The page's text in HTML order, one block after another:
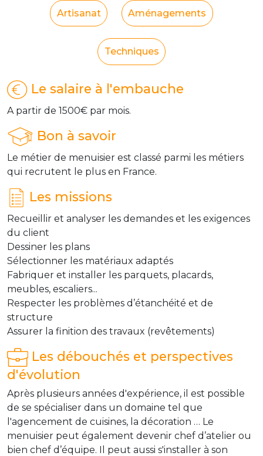
Artisanat Aménagements
Techniques
Le salaire à l'embauche
A partir de 1500€ par mois.
Bon à savoir
Le métier de menuisier est classé parmi les métiers
qui recrutent le plus en France.
Les missions
Recueillir et analyser les demandes et les exigences
du client
Dessiner les plans
Sélectionner les matériaux adaptés
Fabriquer et installer les parquets, placards,
meubles, escaliers...
Respecter les problèmes d’étanchéité et de
structure
Assurer la finition des travaux (revêtements)
Les débouchés et perspectives
d'évolution
Après plusieurs années d'expérience, il est possible
de se spécialiser dans un domaine tel que
l'agencement de cuisines, la décoration … Le
menuisier peut également devenir chef d’atelier ou
bien chef d’équipe. Il peut aussi s'installer à son